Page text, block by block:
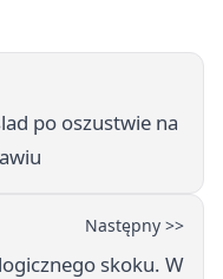
po oszustwie na
Następny >>
skoku. W